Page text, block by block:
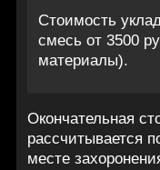
Стоимость
смесь от 3500
материалы).
Окончательная
рассчитывается
месте